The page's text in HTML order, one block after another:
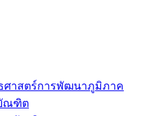
ศาสตร์การพัฒนาภูมิภาค
ณฑิต